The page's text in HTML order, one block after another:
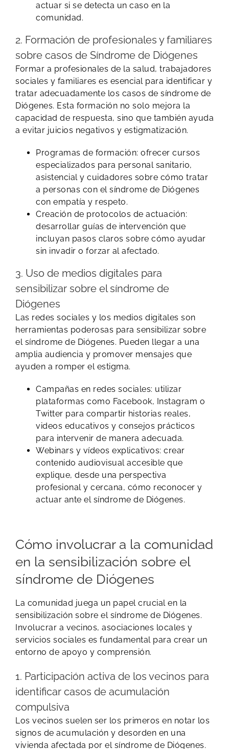
actuar si se detecta un caso en la
comunidad.
2. Formación de profesionales y familiares
sobre casos de Síndrome de Diógenes
Formar a profesionales de la salud, trabajadores
sociales y familiares es esencial para identificar y
tratar adecuadamente los casos de síndrome de
Diógenes. Esta formación no solo mejora la
capacidad de respuesta, sino que también ayuda
a evitar juicios negativos y estigmatización.
Programas de formación: ofrecer cursos
especializados para personal sanitario,
asistencial y cuidadores sobre cómo tratar
a personas con el síndrome de Diógenes
con empatía y respeto.
Creación de protocolos de actuación:
desarrollar guías de intervención que
incluyan pasos claros sobre cómo ayudar
sin invadir o forzar al afectado.
3. Uso de medios digitales para
sensibilizar sobre el síndrome de
Diógenes
Las redes sociales y los medios digitales son
herramientas poderosas para sensibilizar sobre
el síndrome de Diógenes. Pueden llegar a una
amplia audiencia y promover mensajes que
ayuden a romper el estigma.
Campañas en redes sociales: utilizar
plataformas como Facebook, Instagram o
Twitter para compartir historias reales,
videos educativos y consejos prácticos
para intervenir de manera adecuada.
Webinars y vídeos explicativos: crear
contenido audiovisual accesible que
explique, desde una perspectiva
profesional y cercana, cómo reconocer y
actuar ante el síndrome de Diógenes.
Cómo involucrar a la comunidad
en la sensibilización sobre el
síndrome de Diógenes
La comunidad juega un papel crucial en la
sensibilización sobre el síndrome de Diógenes.
Involucrar a vecinos, asociaciones locales y
servicios sociales es fundamental para crear un
entorno de apoyo y comprensión.
1. Participación activa de los vecinos para
identificar casos de acumulación
compulsiva
Los vecinos suelen ser los primeros en notar los
signos de acumulación y desorden en una
vivienda afectada por el síndrome de Diógenes.